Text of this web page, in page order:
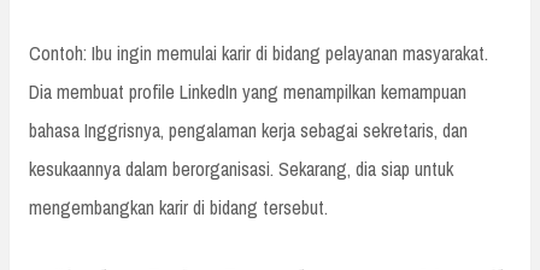
Contoh: Ibu ingin memulai karir di bidang pelayanan masyarakat.
Dia membuat profile LinkedIn yang menampilkan kemampuan
bahasa Inggrisnya, pengalaman kerja sebagai sekretaris, dan
kesukaannya dalam berorganisasi. Sekarang, dia siap untuk
mengembangkan karir di bidang tersebut.